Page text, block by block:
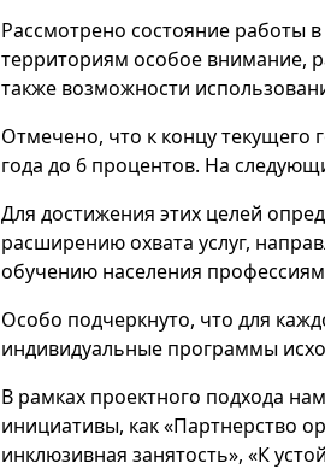
Рассмотрено состояние работы
территориям особое внимание,
также возможности
Отмечено, что к концу текущего
года до 6 процентов. На
Для достижения этих целей
расширению охвата услуг,
обучению населения
Особо подчеркнуто, что для
индивидуальные программы
В рамках проектного подхода
инициативы, как «Партнерство
инклюзивная занятость», «К